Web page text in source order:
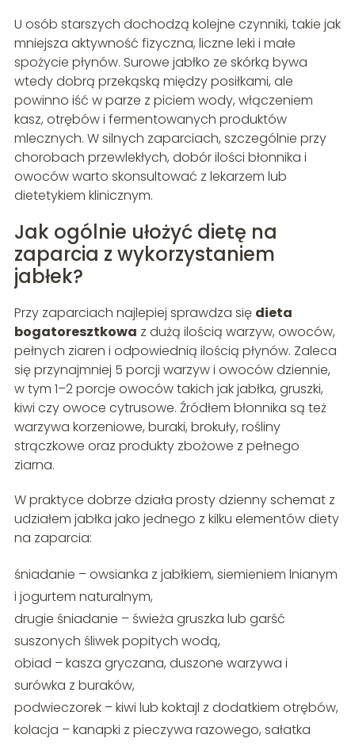
U osób starszych dochodzą kolejne czynniki, takie jak
mniejsza aktywność fizyczna, liczne leki i małe
spożycie płynów. Surowe jabłko ze skórką bywa
wtedy dobrą przekąską między posiłkami, ale
powinno iść w parze z piciem wody, włączeniem
kasz, otrębów i fermentowanych produktów
mlecznych. W silnych zaparciach, szczególnie przy
chorobach przewlekłych, dobór ilości błonnika i
owoców warto skonsultować z lekarzem lub
dietetykiem klinicznym.
Jak ogólnie ułożyć dietę na
zaparcia z wykorzystaniem
jabłek?
Przy zaparciach najlepiej sprawdza się dieta
bogatoresztkowa z dużą ilością warzyw, owoców,
pełnych ziaren i odpowiednią ilością płynów. Zaleca
się przynajmniej 5 porcji warzyw i owoców dziennie,
w tym 1–2 porcje owoców takich jak jabłka, gruszki,
kiwi czy owoce cytrusowe. Źródłem błonnika są też
warzywa korzeniowe, buraki, brokuły, rośliny
strączkowe oraz produkty zbożowe z pełnego
ziarna.
W praktyce dobrze działa prosty dzienny schemat z
udziałem jabłka jako jednego z kilku elementów diety
na zaparcia:
śniadanie – owsianka z jabłkiem, siemieniem lnianym
i jogurtem naturalnym,
drugie śniadanie – świeża gruszka lub garść
suszonych śliwek popitych wodą,
obiad – kasza gryczana, duszone warzywa i
surówka z buraków,
podwieczorek – kiwi lub koktajl z dodatkiem otrębów,
kolacja – kanapki z pieczywa razowego, sałatka